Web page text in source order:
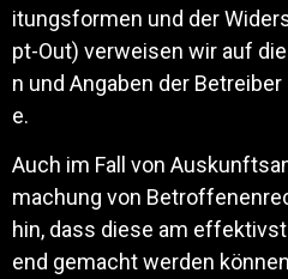
itungsformen und der
pt-Out) verweisen wir auf
n und Angaben der
e.
Auch im Fall von
machung von
hin, dass diese am
end gemacht werden